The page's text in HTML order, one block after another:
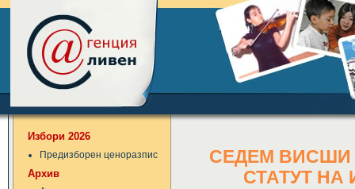
Избори 2026
Предизборен ценоразпис
Архив
СЕДЕМ ВИСШИ
СТАТУТ НА